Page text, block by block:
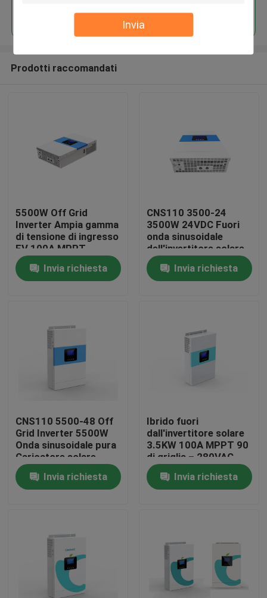
Invia
Casa
Circa noi
Giro della fabbrica
contattici
Notizia
UPS Alimentazione elettrica ininterrotta
alimentazione elettrica del supporto di scaffale
Prodotti raccomandati
5500W Off Grid
Inverter Ampia gamma
di tensione di ingresso
FV 100A MPPT
Schermo antipolvere
incorporatoInvia richiesta
CNS110 3500-24
3500W 24VDC Fuori
onda sinusoidale
dell'invertitore solare
di griglia per gli
elettrodomestici
Invia richiesta
CNS110 5500-48 Off
Grid Inverter 5500W
Onda sinusoidale pura
Caricatore solare
MPPT in parallelo
Invia richiesta
Ibrido fuori
dall'invertitore solare
3.5KW 100A MPPT 90
di griglia – 280VAC
per gli
elettrodomestici
Invia richiesta